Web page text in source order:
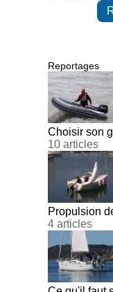
Reportages
Choisir son
10 articles
Propulsion
4 articles